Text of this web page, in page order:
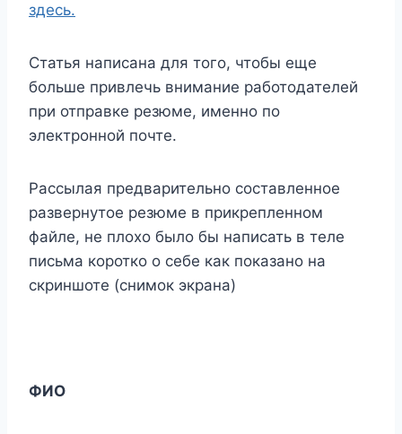
здесь.
Статья написана для того, чтобы еще
больше привлечь внимание работодателей
при отправке резюме, именно по
электронной почте.
Рассылая предварительно составленное
развернутое резюме в прикрепленном
файле, не плохо было бы написать в теле
письма коротко о себе как показано на
скриншоте (снимок экрана)
ФИО